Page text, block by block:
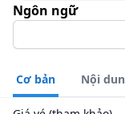
Ngôn ngữ
Cơ bản Nội